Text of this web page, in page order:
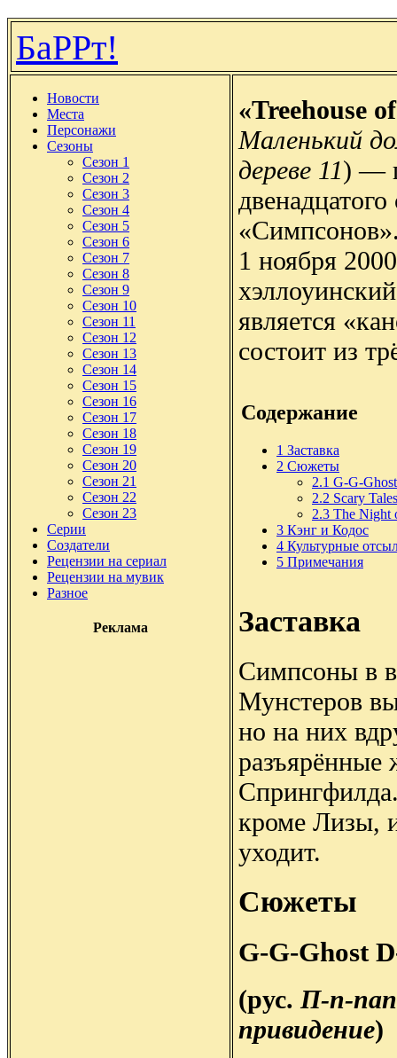
БаРРт!
Новости
Места
Персонажи
Сезоны
Сезон 1
Сезон 2
Сезон 3
Сезон 4
Сезон 5
Сезон 6
Сезон 7
Сезон 8
Сезон 9
Сезон 10
Сезон 11
Сезон 12
Сезон 13
Сезон 14
Сезон 15
Сезон 16
Сезон 17
Сезон 18
Сезон 19
Сезон 20
Сезон 21
Сезон 22
Сезон 23
Серии
Создатели
Рецензии на сериал
Рецензии на мувик
Разное
Реклама
«Treehouse
Маленький
дереве 11) —
двенадцатого
1 ноября
является
состоит из
Содержание
1 Заставка
2 Сюжеты
2.1 G-G-
2.2 Scary
2.3 The Night
3 Кэнг и Кодос
4 Культурные
5 Примечания
Заставка
Симпсоны в
Мунстеров
но на них
разъярённые
кроме Лизы,
уходит.
Сюжеты
G-G-Ghost
(рус. П-п-
привидение)